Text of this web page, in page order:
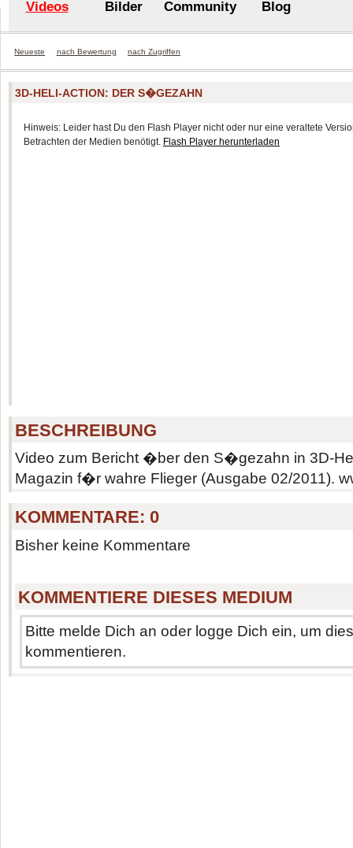
Videos Bilder Community Blog
Neueste nach Bewertung nach Zugriffen
3D-HELI-ACTION: DER S�GEZAHN
Hinweis: Leider hast Du den Flash Player nicht oder nur eine veraltete
Betrachten der Medien benötigt. Flash Player herunterladen
BESCHREIBUNG
Video zum Bericht �ber den S�gezahn in 3D-
Magazin f�r wahre Flieger (Ausgabe 02/2011).
KOMMENTARE:0
Bisher keine Kommentare
KOMMENTIERE DIESES MEDIUM
Bitte melde Dich an oder logge Dich ein, um
kommentieren.